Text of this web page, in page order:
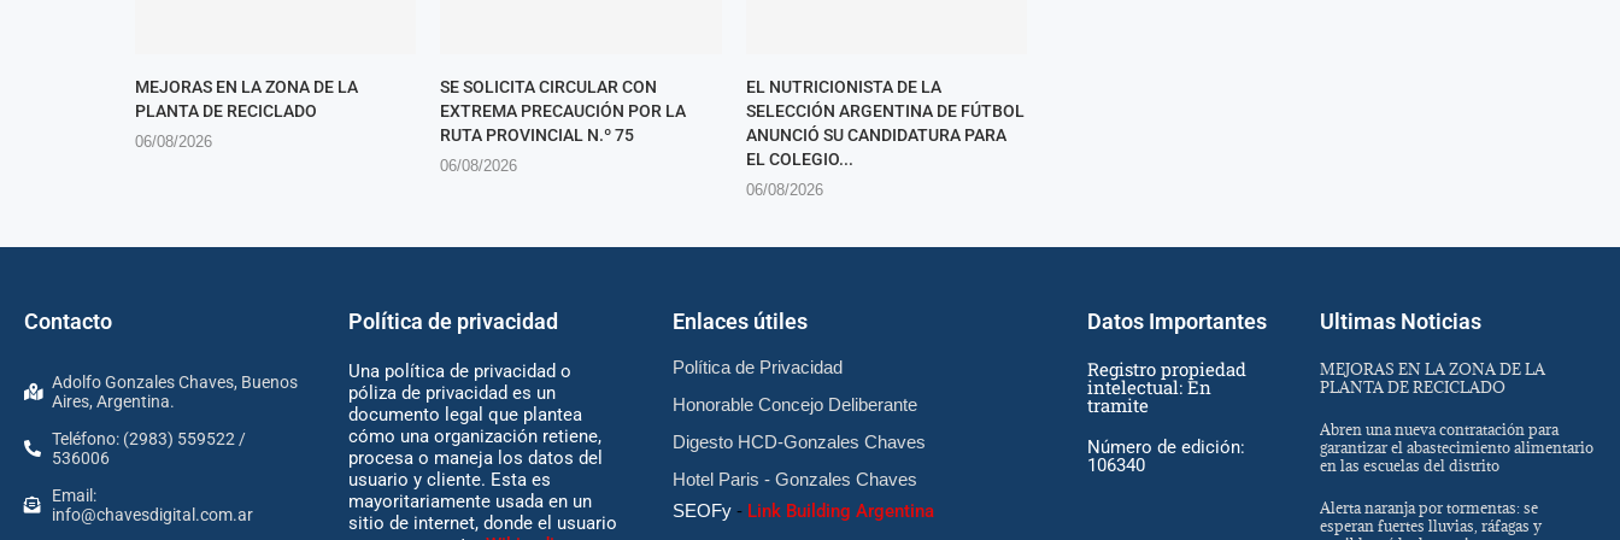
MEJORAS EN LA ZONA DE LA
PLANTA DE RECICLADO
06/08/2026
SE SOLICITA CIRCULAR CON
EXTREMA PRECAUCIÓN POR LA
RUTA PROVINCIAL N.º 75
06/08/2026
EL NUTRICIONISTA DE LA
SELECCIÓN ARGENTINA DE FÚTBOL
ANUNCIÓ SU CANDIDATURA PARA
EL COLEGIO...
06/08/2026
Contacto
Adolfo Gonzales Chaves, Buenos
Aires, Argentina.
Teléfono: (2983) 559522 /
536006
Email:
info@chavesdigital.com.ar
Política de privacidad
Una política de privacidad o
póliza de privacidad es un
documento legal que plantea
cómo una organización retiene,
procesa o maneja los datos del
usuario y cliente. Esta es
mayoritariamente usada en un
sitio de internet, donde el usuario
Enlaces útiles
Política de Privacidad
Honorable Concejo Deliberante
Digesto HCD-Gonzales Chaves
Hotel Paris - Gonzales Chaves
SEOFy- Link Building Argentina
Datos Importantes
Registro propiedad
intelectual: En
tramite
Número de edición:
106340
Ultimas Noticias
MEJORAS EN LA ZONA DE LA
PLANTA DE RECICLADO
Abren una nueva contratación para
garantizar el abastecimiento alimentario
en las escuelas del distrito
Alerta naranja por tormentas: se
esperan fuertes lluvias, ráfagas y